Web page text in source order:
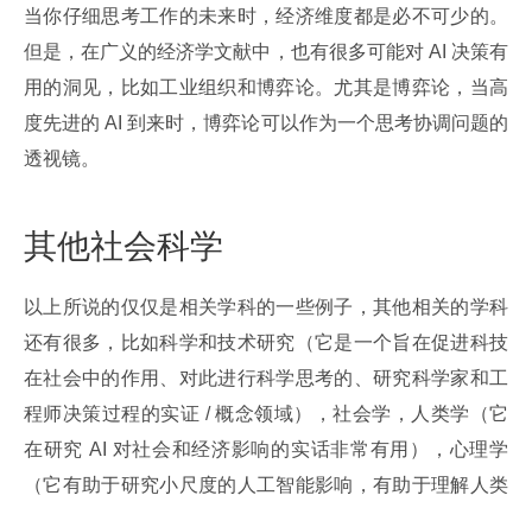
当你仔细思考工作的未来时，经济维度都是必不可少的。
但是，在广义的经济学文献中，也有很多可能对 AI 决策有
用的洞见，比如工业组织和博弈论。尤其是博弈论，当高
度先进的 AI 到来时，博弈论可以作为一个思考协调问题的
透视镜。
其他社会科学
以上所说的仅仅是相关学科的一些例子，其他相关的学科
还有很多，比如科学和技术研究（它是一个旨在促进科技
在社会中的作用、对此进行科学思考的、研究科学家和工
程师决策过程的实证 / 概念领域），社会学，人类学（它
在研究 AI 对社会和经济影响的实话非常有用），心理学
（它有助于研究小尺度的人工智能影响，有助于理解人类